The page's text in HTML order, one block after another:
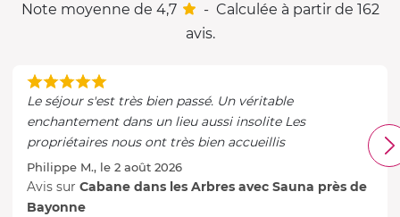
Note moyenne de 4,7 - Calculée à partir de 162
avis.
Le séjour s'est très bien passé. Un véritable
enchantement dans un lieu aussi insolite Les
propriétaires nous ont très bien accueillis
Philippe M., le 2 août 2026
Avis sur Cabane dans les Arbres avec Sauna près de
Bayonne